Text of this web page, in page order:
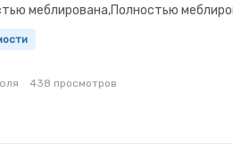
меблирована,Полностью
438 просмотров